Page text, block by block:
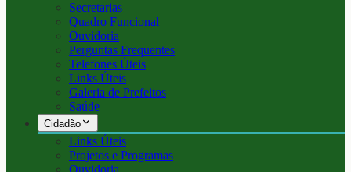
Secretarias
Quadro Funcional
Ouvidoria
Perguntas Frequentes
Telefones Úteis
Links Úteis
Galeria de Prefeitos
Saúde
Cidadão
Links Úteis
Projetos e Programas
Ouvidoria